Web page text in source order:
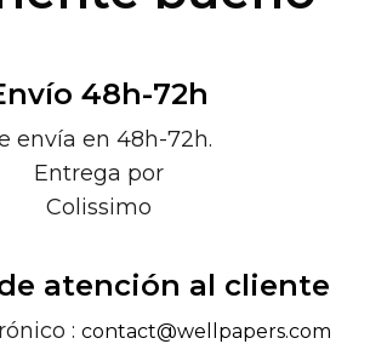
48h-72h
envía en 48h-72h.
Entrega por
Colissimo
atención al cliente
: contact@wellpapers.com